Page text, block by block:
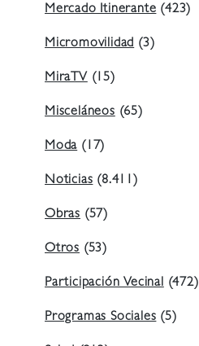
Mercado Itinerante (423)
Micromovilidad (3)
MiraTV (15)
Misceláneos (65)
Moda (17)
Noticias (8.411)
Obras (57)
Otros (53)
Participación Vecinal (472)
Programas Sociales (5)